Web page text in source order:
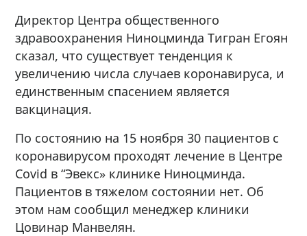
Директор Центра общественного
здравоохранения Ниноцминда Тигран Егоян
сказал, что существует тенденция к
увеличению числа случаев коронавируса, и
единственным спасением является
вакцинация.
По состоянию на 15 ноября 30 пациентов с
коронавирусом проходят лечение в Центре
Covid в “Эвекс» клинике Ниноцминда.
Пациентов в тяжелом состоянии нет. Об
этом нам сообщил менеджер клиники
Цовинар Манвелян.